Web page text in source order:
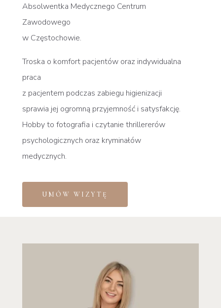
Absolwentka Medycznego Centrum
Zawodowego
w Częstochowie.
Troska o komfort pacjentów oraz indywidualna
praca
z pacjentem podczas zabiegu higienizacji
sprawia jej ogromną przyjemność i satysfakcję.
Hobby to fotografia i czytanie thrillererów
psychologicznych oraz kryminałów
medycznych.
UMÓW WIZYTĘ